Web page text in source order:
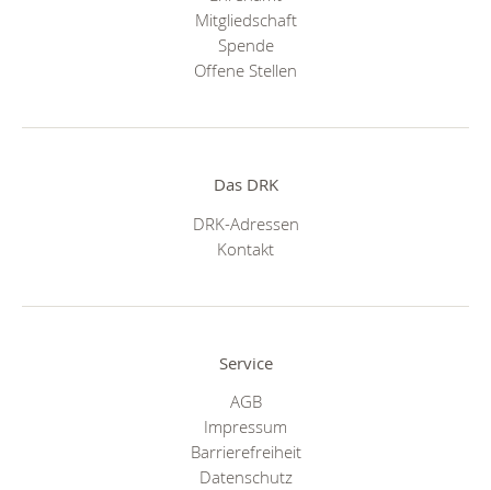
Mitgliedschaft
Spende
Offene Stellen
Das DRK
DRK-Adressen
Kontakt
Service
AGB
Impressum
Barrierefreiheit
Datenschutz